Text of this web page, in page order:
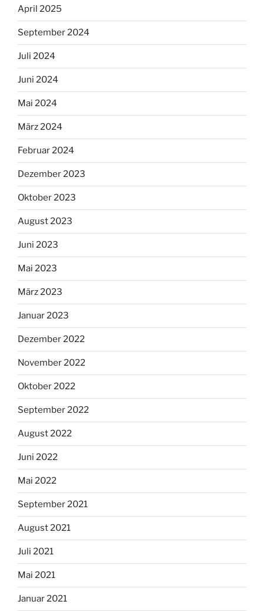
April 2025
September 2024
Juli 2024
Juni 2024
Mai 2024
März 2024
Februar 2024
Dezember 2023
Oktober 2023
August 2023
Juni 2023
Mai 2023
März 2023
Januar 2023
Dezember 2022
November 2022
Oktober 2022
September 2022
August 2022
Juni 2022
Mai 2022
September 2021
August 2021
Juli 2021
Mai 2021
Januar 2021